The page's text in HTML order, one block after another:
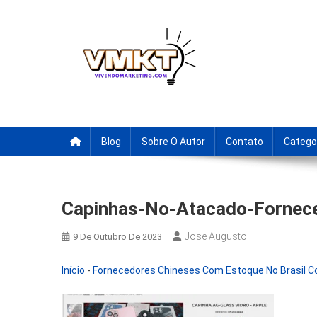
Blog Sobre O Autor Contato
Capinhas-No-Atacado-
9 De Outubro De 2023 Jose Augusto
Início - Fornecedores Chineses Com Estoque No Brasil